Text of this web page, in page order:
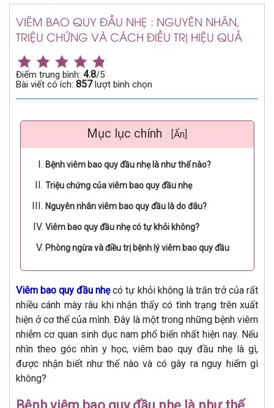
VIÊM BAO QUY ĐẦU NHẸ : NGUYÊN NHÂN,
TRIỆU CHỨNG VÀ CÁCH ĐIỀU TRỊ HIỆU QUẢ
Điểm trung bình: 4.8/5
Bài viết có ích: 857lượt bình chọn
Mục lục chính [Ẩn]
Bệnh viêm bao quy đầu nhẹ là như thế nào?
Triệu chứng của viêm bao quy đầu nhẹ
Nguyên nhân viêm bao quy đầu là do đâu?
Viêm bao quy đầu nhẹ có tự khỏi không?
Phòng ngừa và điều trị bệnh lý viêm bao quy đầu
Viêm bao quy đầu nhẹcó tự khỏi không là trăn trở của rất
nhiều cánh mày râu khi nhận thấy có tình trạng trên xuất
hiện ở cơ thể của mình. Đây là một trong những bệnh viêm
nhiễm cơ quan sinh dục nam phổ biến nhất hiện nay. Nếu
nhìn theo góc nhìn y học, viêm bao quy đầu nhẹ là gì,
được nhận biết như thế nào và có gây ra nguy hiểm gì
không?